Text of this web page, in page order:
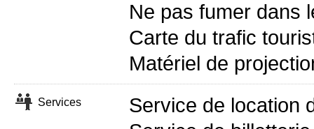
Ne pas fumer dans
Carte du trafic
Matériel de
Services
Service de location